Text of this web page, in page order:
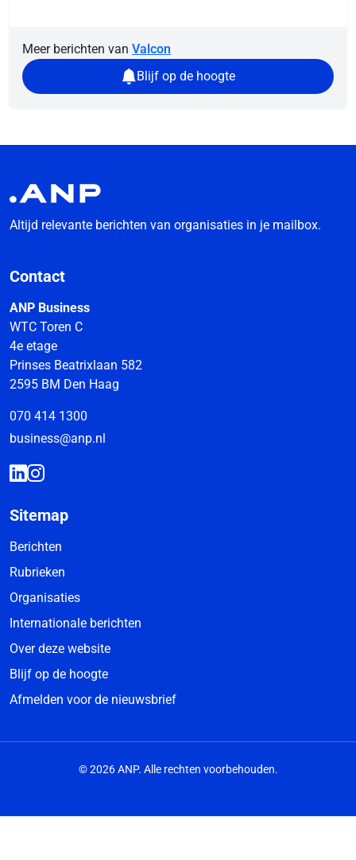
Meer berichten van Valcon
Blijf op de hoogte
Altijd relevante berichten van organisaties in je mailbox.
Contact
ANP Business
WTC Toren C
4e etage
Prinses Beatrixlaan 582
2595 BM Den Haag
070 414 1300
business@anp.nl
Sitemap
Berichten
Rubrieken
Organisaties
Internationale berichten
Over deze website
Blijf op de hoogte
Afmelden voor de nieuwsbrief
© 2026 ANP. Alle rechten voorbehouden.